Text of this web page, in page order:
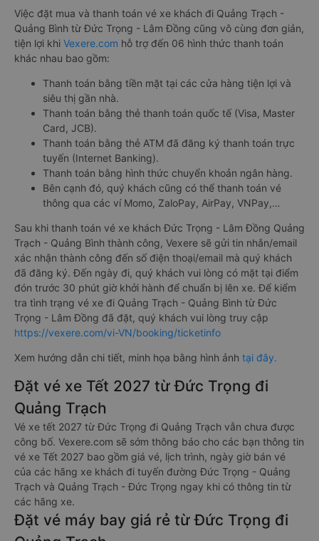
Việc đặt mua và thanh toán vé xe khách đi Quảng Trạch -
Quảng Bình từ Đức Trọng - Lâm Đồng cũng vô cùng đơn giản,
tiện lợi khi Vexere.com hỗ trợ đến 06 hình thức thanh toán
khác nhau bao gồm:
Thanh toán bằng tiền mặt tại các cửa hàng tiện lợi và
siêu thị gần nhà.
Thanh toán bằng thẻ thanh toán quốc tế (Visa, Master
Card, JCB).
Thanh toán bằng thẻ ATM đã đăng ký thanh toán trực
tuyến (Internet Banking).
Thanh toán bằng hình thức chuyển khoản ngân hàng.
Bên cạnh đó, quý khách cũng có thể thanh toán vé
thông qua các ví Momo, ZaloPay, AirPay, VNPay,…
Sau khi thanh toán vé xe khách Đức Trọng - Lâm Đồng Quảng
Trạch - Quảng Bình thành công, Vexere sẽ gửi tin nhắn/email
xác nhận thành công đến số điện thoại/email mà quý khách
đã đăng ký. Đến ngày đi, quý khách vui lòng có mặt tại điểm
đón trước 30 phút giờ khởi hành để chuẩn bị lên xe. Để kiểm
tra tình trạng vé xe đi Quảng Trạch - Quảng Bình từ Đức
Trọng - Lâm Đồng đã đặt, quý khách vui lòng truy cập
https://vexere.com/vi-VN/booking/ticketinfo
Xem hướng dẫn chi tiết, minh họa bằng hình ảnh tại đây.
Đặt vé xe Tết 2027 từ Đức Trọng đi
Quảng Trạch
Vé xe tết 2027 từ Đức Trọng đi Quảng Trạch vẫn chưa được
công bố. Vexere.com sẽ sớm thông báo cho các bạn thông tin
vé xe Tết 2027 bao gồm giá vé, lịch trình, ngày giờ bán vé
của các hãng xe khách đi tuyến đường Đức Trọng - Quảng
Trạch và Quảng Trạch - Đức Trọng ngay khi có thông tin từ
các hãng xe.
Đặt vé máy bay giá rẻ từ Đức Trọng đi